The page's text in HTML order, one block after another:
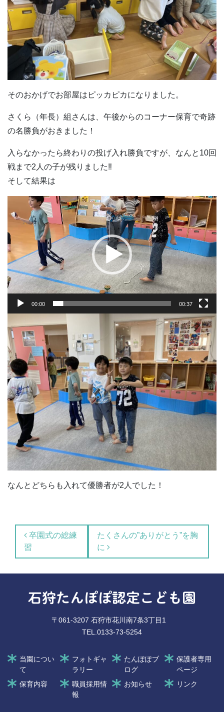
そのおかげでお部屋はピッカピカになりました。
さくら（年長）組さんは、午後からのコーナー保育で奇跡
の名勝負がおきました！
入らなかったら終わりの投げ入れ勝負ですが、なんと10回
戦まで2人の子が残りました‼
そして結果は
画
レ
ー
ヤ
ー
00:00 00:37
なんとどちらも入れて優勝者が2人でした！
投稿ナビゲーション
卒園式の総練
習
たくさんの”ありがとう”を胸
に
石狩たんぽぽ認定こども園
〒061-3207 石狩市花川南7条3丁目1
TEL.0133-73-5254
当園につい
て
フォトギャ
ラリー
たんぽぽブ
ログ
保護者専用
ページ
保育内容
職員採用情
報
お知らせ リンク